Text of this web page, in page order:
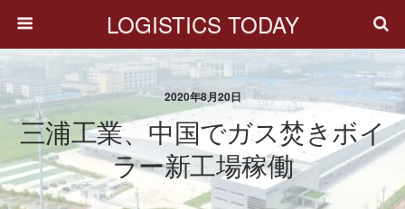
LOGISTICS TODAY
2020年8月20日
三浦工業、中国でガス焚きボイ
ラー新工場稼働